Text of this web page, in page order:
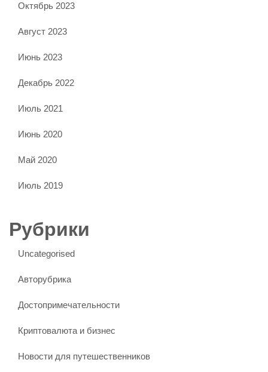
Октябрь 2023
Август 2023
Июнь 2023
Декабрь 2022
Июль 2021
Июнь 2020
Май 2020
Июль 2019
Рубрики
Uncategorised
Авторубрика
Достопримечательности
Криптовалюта и бизнес
Новости для путешественников